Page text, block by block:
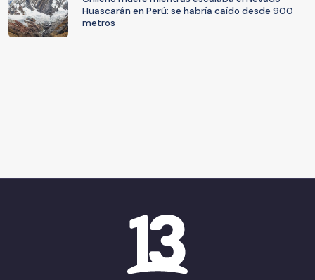
Huascarán en Perú: se habría caído desde 900
metros